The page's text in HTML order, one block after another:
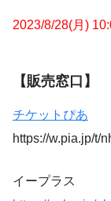
2023/8/28(月)
【販売窓口】
チケットぴあ
https://w.pia.jp/t/
イープラス